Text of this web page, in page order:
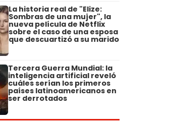
La historia real de "Elize:
Sombras de una mujer", la
nueva película de Netflix
sobre el caso de una esposa
que descuartizó a su marido
Tercera Guerra Mundial: la
inteligencia artificial reveló
cuáles serían los primeros
países latinoamericanos en
ser derrotados